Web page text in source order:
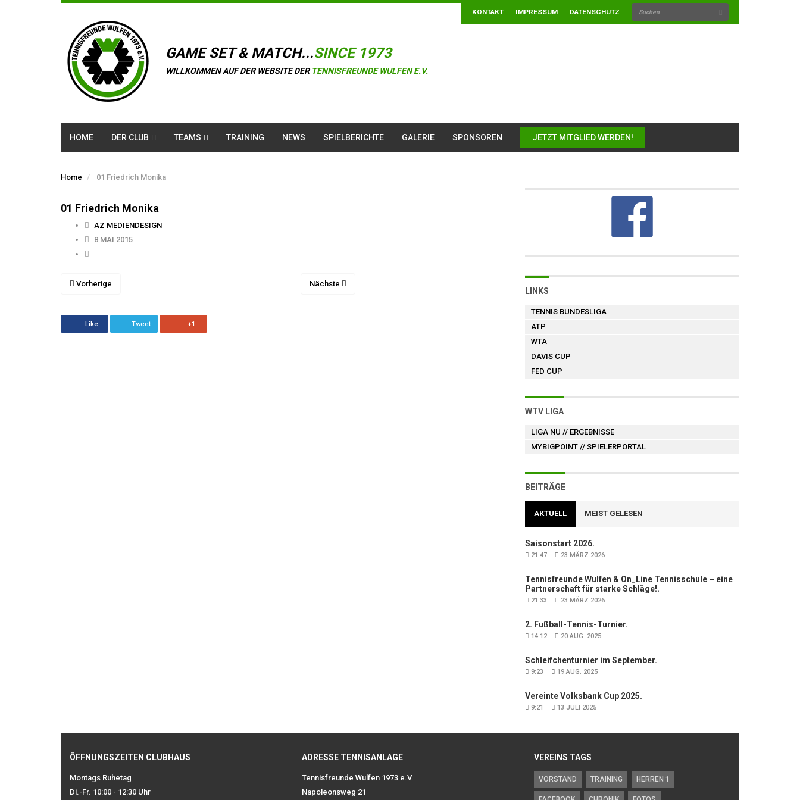
KONTAKT IMPRESSUM DATENSCHUTZ
GAME SET & MATCH...SINCE 1973
WILLKOMMEN AUF DER WEBSITE DER TENNISFREUNDE WULFEN E.V.
HOME DER CLUB TEAMS TRAINING NEWS SPIELBERICHTE GALERIE SPONSOREN JETZT MITGLIED WERDEN!
Home 01 Friedrich Monika
01 Friedrich Monika
AZ MEDIENDESIGN
8 MAI 2015
Vorherige Nächste
Like Tweet +1
LINKS
TENNIS BUNDESLIGA
ATP
WTA
DAVIS CUP
FED CUP
WTV LIGA
LIGA NU // ERGEBNISSE
MYBIGPOINT // SPIELERPORTAL
BEITRÄGE
AKTUELL MEIST GELESEN
Saisonstart 2026.
21:47 23 MÄRZ 2026
Tennisfreunde Wulfen & On_Line Tennisschule – eine
Partnerschaft für starke Schläge!.
21:33 23 MÄRZ 2026
2. Fußball-Tennis-Turnier.
14:12 20 AUG. 2025
Schleifchenturnier im September.
9:23 19 AUG. 2025
Vereinte Volksbank Cup 2025.
9:21 13 JULI 2025
ÖFFNUNGSZEITEN CLUBHAUS
Montags Ruhetag
Di.-Fr. 10:00 - 12:30 Uhr
ADRESSE TENNISANLAGE
Tennisfreunde Wulfen 1973 e.V.
Napoleonsweg 21
VEREINS TAGS
VORSTAND TRAINING HERREN 1